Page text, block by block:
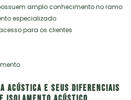
amplo conhecimento no ramo
especializado
para os clientes
Acústica e seus diferenciais